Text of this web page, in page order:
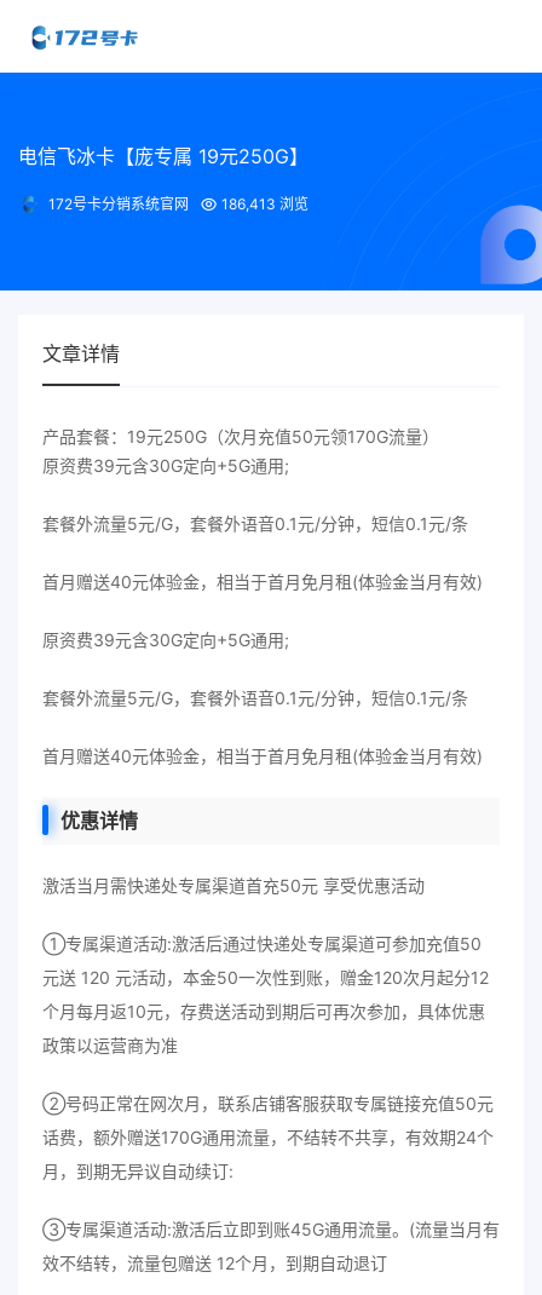
电信飞冰卡【庞专属 19元250G】
172号卡分销系统官网 186,413 浏览
文章详情
产品套餐：19元250G（次月充值50元领170G流量）
原资费39元含30G定向+5G通用;
套餐外流量5元/G，套餐外语音0.1元/分钟，短信0.1元/条
首月赠送40元体验金，相当于首月免月租(体验金当月有效)
原资费39元含30G定向+5G通用;
套餐外流量5元/G，套餐外语音0.1元/分钟，短信0.1元/条
首月赠送40元体验金，相当于首月免月租(体验金当月有效)
优惠详情
激活当月需快递处专属渠道首充50元 享受优惠活动
①专属渠道活动:激活后通过快递处专属渠道可参加充值50
元送 120 元活动，本金50一次性到账，赠金120次月起分12
个月每月返10元，存费送活动到期后可再次参加，具体优惠
政策以运营商为准
②号码正常在网次月，联系店铺客服获取专属链接充值50元
话费，额外赠送170G通用流量，不结转不共享，有效期24个
月，到期无异议自动续订:
③专属渠道活动:激活后立即到账45G通用流量。(流量当月有
效不结转，流量包赠送 12个月，到期自动退订